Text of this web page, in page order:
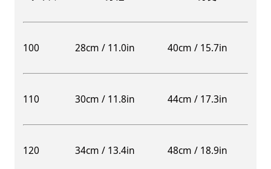
100 28cm / 11.0in 40cm / 15.7in
110 30cm / 11.8in 44cm / 17.3in
120 34cm / 13.4in 48cm / 18.9in